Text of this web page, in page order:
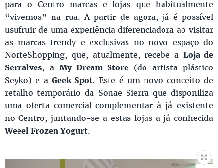
para o Centro marcas e lojas que habitualmente
“vivemos” na rua. A partir de agora, já é possível
usufruir de uma experiência diferenciadora ao visitar
as marcas trendy e exclusivas no novo espaço do
NorteShopping, que, atualmente, recebe a Loja de
Serralves, a My Dream Store (do artista plástico
Seyko) e aGeek Spot. Este é um novo conceito de
retalho temporário da Sonae Sierra que disponiliza
uma oferta comercial complementar à já existente
no Centro, juntando-se a estas lojas a já conhecida
Weeel Frozen Yogurt.